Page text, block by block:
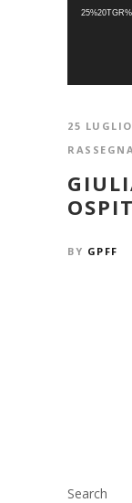
25
RASSEGNA
BY GPFF
Search